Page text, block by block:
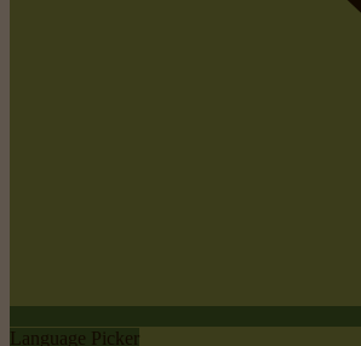
Language Picker